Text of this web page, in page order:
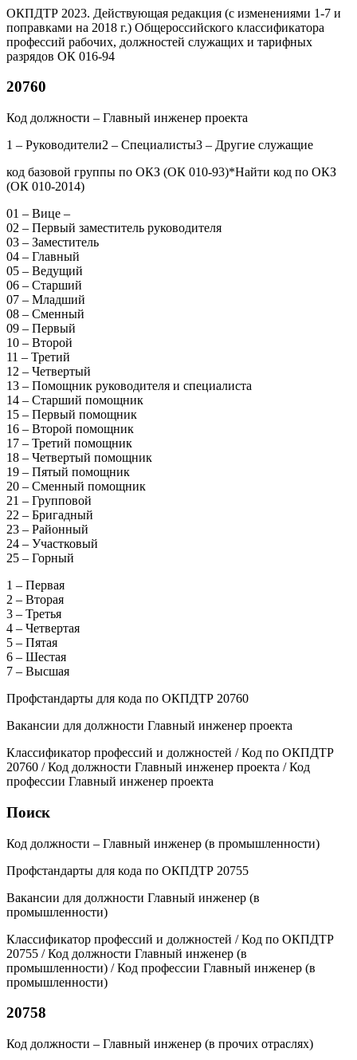
ОКПДТР 2023. Действующая редакция (с изменениями 1-7 и
поправками на 2018 г.) Общероссийского классификатора
профессий рабочих, должностей служащих и тарифных
разрядов ОК 016-94
20760
Код должности – Главный инженер проекта
1 – Руководители2 – Специалисты3 – Другие служащие
код базовой группы по ОКЗ (ОК 010-93)*Найти код по ОКЗ
(ОК 010-2014)
01 – Вице –
02 – Первый заместитель руководителя
03 – Заместитель
04 – Главный
05 – Ведущий
06 – Старший
07 – Младший
08 – Сменный
09 – Первый
10 – Второй
11 – Третий
12 – Четвертый
13 – Помощник руководителя и специалиста
14 – Старший помощник
15 – Первый помощник
16 – Второй помощник
17 – Третий помощник
18 – Четвертый помощник
19 – Пятый помощник
20 – Сменный помощник
21 – Групповой
22 – Бригадный
23 – Районный
24 – Участковый
25 – Горный
1 – Первая
2 – Вторая
3 – Третья
4 – Четвертая
5 – Пятая
6 – Шестая
7 – Высшая
Профстандарты для кода по ОКПДТР 20760
Вакансии для должности Главный инженер проекта
Классификатор профессий и должностей / Код по ОКПДТР
20760 / Код должности Главный инженер проекта / Код
профессии Главный инженер проекта
Поиск
Код должности – Главный инженер (в промышленности)
Профстандарты для кода по ОКПДТР 20755
Вакансии для должности Главный инженер (в
промышленности)
Классификатор профессий и должностей / Код по ОКПДТР
20755 / Код должности Главный инженер (в
промышленности) / Код профессии Главный инженер (в
промышленности)
20758
Код должности – Главный инженер (в прочих отраслях)